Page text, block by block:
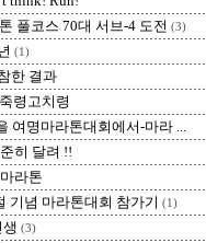
풀코스 70대 서브-4 도전 (3)
(1)
한 결과
령고치령
여명마라톤대회에서-마라 ...
히 달려 !!
라톤
기념 마라톤대회 참가기 (1)
생 (3)